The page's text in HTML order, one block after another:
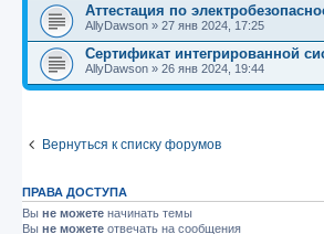
Аттестация по
AllyDawson » 27 янв 2024, 17:25
Сертификат интегрированной
AllyDawson » 26 янв 2024, 19:44
Вернуться к списку форумов
ПРАВА ДОСТУПА
Вы не можете начинать темы
Вы не можете отвечать на сообщения